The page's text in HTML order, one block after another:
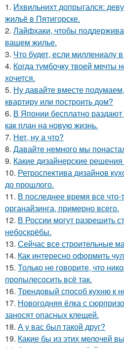
1. Ихвильнихт допрыгался:
жильё в Пятигорске.
2. Лайфхаки, чтобы
вашем жилье.
3. Что будет, если миллениалу
4. Когда тумбочку твоей мечты
хочется.
5. Ну давайте вместе
квартиру или построить дом?
6. В Японии бесплатно
как план на новую жизнь.
7. Нет, ну а что?
8. Давайте немного мы
9. Какие дизайнерские
10. Ретроспектива дизайнов
до прошлого.
11. В последнее время все что-
органайзинга, примерно всего.
12. В России могут разрешить
небоскрёбы.
13. Сейчас все строительные
14. Как интересно оформить
15. Только не говорите, что
пропылесосить всё так.
16. Трендовый способ кухню к
17. Новогодняя ёлка с
заносят опасных клещей.
18. А у вас был такой друг?
19. Какие бы из этих мелочей